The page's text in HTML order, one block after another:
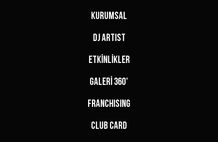
KURUMSAL
DJ ARTIST
ETKİNLİKLER
GALERİ 360°
FRANCHISING
CLUB CARD